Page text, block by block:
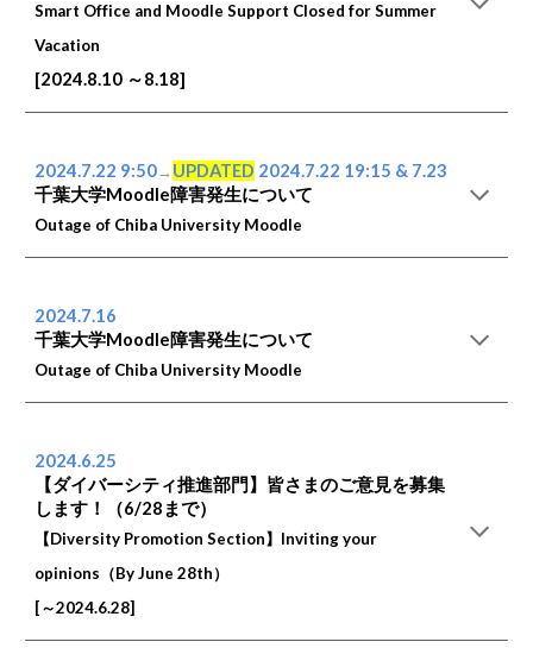
Smart Office and Moodle Support Closed for Summer
Vacation
[2024.8.10 ～8.18]
2024.7.22 9:50→UPDATED 2024.7.22 19:15 & 7.23
千葉大学Moodle障害発生について
Outage of Chiba University Moodle
2024.7.16
千葉大学Moodle障害発生について
Outage of Chiba University Moodle
2024.6.25
【ダイバーシティ推進部門】皆さまのご意見を募集
します！（6/28まで）
【Diversity Promotion Section】Inviting your
opinions（By June 28th）
[～2024.6.28]